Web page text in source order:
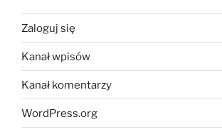
Zaloguj się
Kanał wpisów
Kanał komentarzy
WordPress.org